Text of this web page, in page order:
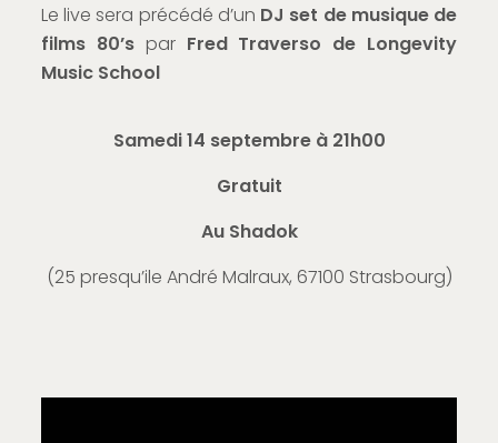
Le live sera précédé d’un DJ set de musique de
films 80’spar Fred Traverso de Longevity
Music School
Samedi 14 septembre à 21h00
Gratuit
Au Shadok
(25 presqu’ile André Malraux, 67100 Strasbourg)